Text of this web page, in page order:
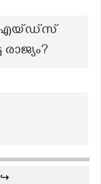
എയ്ഡ്സ്
രാജ്യം?
↪